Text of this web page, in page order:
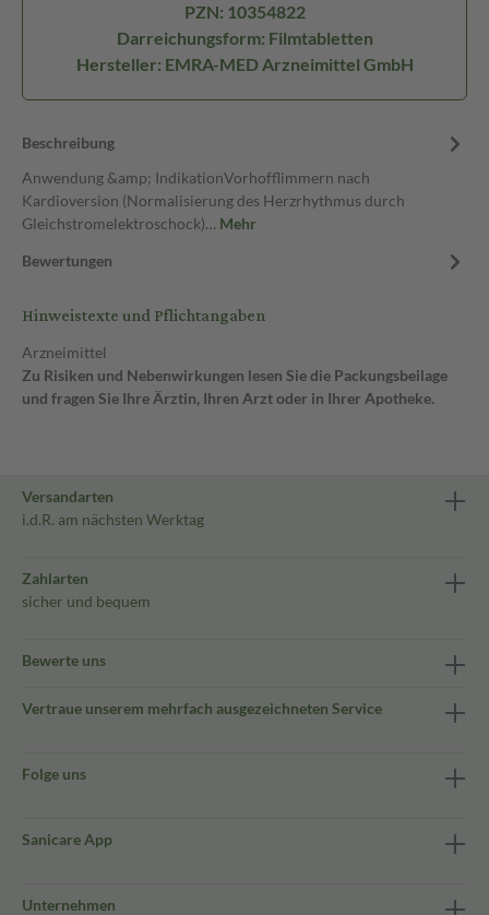
PZN: 10354822
Darreichungsform: Filmtabletten
Hersteller: EMRA-MED Arzneimittel GmbH
Beschreibung
Anwendung &amp; IndikationVorhofflimmern nach
Kardioversion (Normalisierung des Herzrhythmus durch
Gleichstromelektroschock)… Mehr
Bewertungen
Hinweistexte und Pflichtangaben
Arzneimittel
Zu Risiken und Nebenwirkungen lesen Sie die Packungsbeilage
und fragen Sie Ihre Ärztin, Ihren Arzt oder in Ihrer Apotheke.
Versandarten
i.d.R. am nächsten Werktag
Zahlarten
sicher und bequem
Bewerte uns
Vertraue unserem mehrfach ausgezeichneten Service
Folge uns
Sanicare App
Unternehmen